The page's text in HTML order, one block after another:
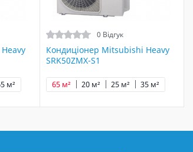
м²
0 Відгук
Кондиціонер Mitsubishi Heavy
SRK50ZMX-S1
20 м² 25 м² 35 м²
65 м²